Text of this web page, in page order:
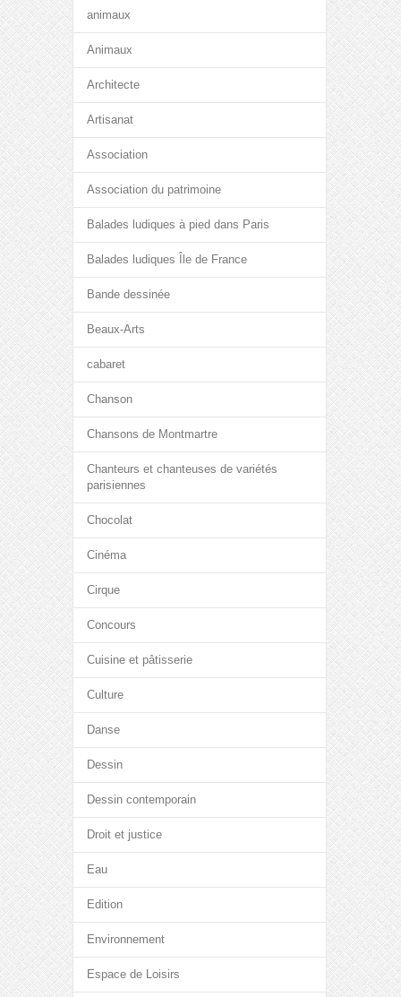
animaux
Animaux
Architecte
Artisanat
Association
Association du patrimoine
Balades ludiques à pied dans Paris
Balades ludiques Île de France
Bande dessinée
Beaux-Arts
cabaret
Chanson
Chansons de Montmartre
Chanteurs et chanteuses de variétés
parisiennes
Chocolat
Cinéma
Cirque
Concours
Cuisine et pâtisserie
Culture
Danse
Dessin
Dessin contemporain
Droit et justice
Eau
Edition
Environnement
Espace de Loisirs